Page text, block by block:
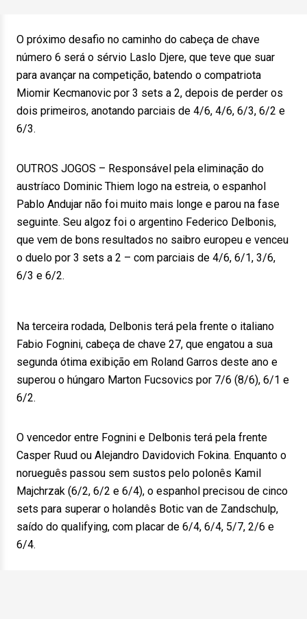
O próximo desafio no caminho do cabeça de chave
número 6 será o sérvio Laslo Djere, que teve que suar
para avançar na competição, batendo o compatriota
Miomir Kecmanovic por 3 sets a 2, depois de perder os
dois primeiros, anotando parciais de 4/6, 4/6, 6/3, 6/2 e
6/3.
OUTROS JOGOS – Responsável pela eliminação do
austríaco Dominic Thiem logo na estreia, o espanhol
Pablo Andujar não foi muito mais longe e parou na fase
seguinte. Seu algoz foi o argentino Federico Delbonis,
que vem de bons resultados no saibro europeu e venceu
o duelo por 3 sets a 2 – com parciais de 4/6, 6/1, 3/6,
6/3 e 6/2.
Na terceira rodada, Delbonis terá pela frente o italiano
Fabio Fognini, cabeça de chave 27, que engatou a sua
segunda ótima exibição em Roland Garros deste ano e
superou o húngaro Marton Fucsovics por 7/6 (8/6), 6/1 e
6/2.
O vencedor entre Fognini e Delbonis terá pela frente
Casper Ruud ou Alejandro Davidovich Fokina. Enquanto o
norueguês passou sem sustos pelo polonês Kamil
Majchrzak (6/2, 6/2 e 6/4), o espanhol precisou de cinco
sets para superar o holandês Botic van de Zandschulp,
saído do qualifying, com placar de 6/4, 6/4, 5/7, 2/6 e
6/4.